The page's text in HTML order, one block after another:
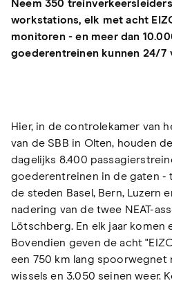
Neem 350
workstations, elk met acht
monitoren - en meer dan
goederentreinen kunnen 24/7
Hier, in de controlekamer van
van de SBB in Olten, houden
dagelijks 8.400
goederentreinen in de gaten -
de steden Basel, Bern, Luzern
nadering van de twee NEAT-
Lötschberg. En elk jaar komen
Bovendien geven de acht
een 750 km lang spoorwegnet
wissels en 3.050 seinen weer.